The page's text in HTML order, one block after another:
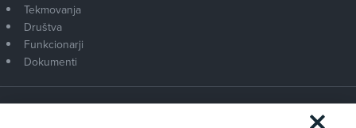
Tekmovanja
Društva
Funkcionarji
Dokumenti